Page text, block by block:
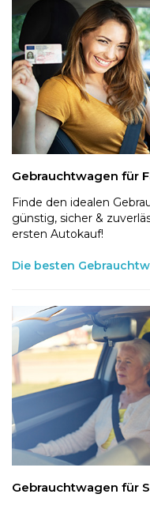
Gebrauchtwagen für
Finde den idealen
günstig, sicher &
ersten Autokauf!
Die besten
Gebrauchtwagen für